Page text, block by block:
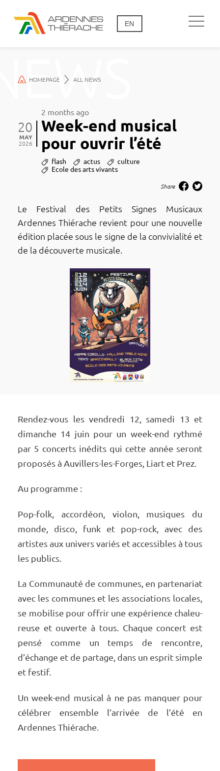
EN
HOMEPAGE ALL NEWS
Week-end musical
pour ouvrir l’été
2 months ago
20
MAY
2026
flash actus
culture
Ecole des arts vivants
Share
Le Festi­val des Petits Signes Musi­caux
Ardennes Thié­rache revient pour une nouvelle
édition placée sous le signe de la convi­via­lité et
de la décou­verte musi­cale.
Rendez-vous les vendredi 12, samedi 13 et
dimanche 14 juin pour un week-end rythmé
par 5 concerts inédits qui cette année seront
propo­sés à Auvillers-les-Forges, Liart et Prez.
Au programme :
Pop-folk, accor­déon, violon, musiques du
monde, disco, funk et pop-rock, avec des
artistes aux univers variés et acces­sibles à tous
les publics.
La Commu­nauté de communes, en parte­na­riat
avec les communes et les asso­cia­tions locales,
se mobi­lise pour offrir une expé­rience chaleu­
reuse et ouverte à tous. Chaque concert est
pensé comme un temps de rencontre,
d’échange et de partage, dans un esprit simple
et festif.
Un week-end musi­cal à ne pas manquer pour
célé­brer ensemble l’ar­ri­vée de l’été en
Ardennes Thié­rache.